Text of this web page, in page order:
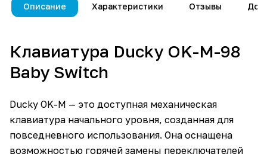
Описание Характеристики Отзывы
Клавиатура Ducky OK-M-98
Baby Switch
Ducky OK-M — это доступная механическая
клавиатура начального уровня, созданная для
повседневного использования. Она оснащена
возможностью горячей замены переключателей